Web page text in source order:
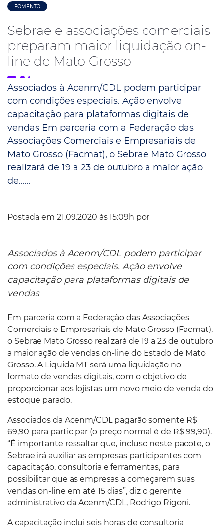
FOMENTO
Sebrae e associações comerciais
preparam maior liquidação on-
line de Mato Grosso
Associados à Acenm/CDL podem participar
com condições especiais. Ação envolve
capacitação para plataformas digitais de
vendas Em parceria com a Federação das
Associações Comerciais e Empresariais de
Mato Grosso (Facmat), o Sebrae Mato Grosso
realizará de 19 a 23 de outubro a maior ação
de......
Postada em 21.09.2020 às 15:09h por
Associados à Acenm/CDL podem participar
com condições especiais. Ação envolve
capacitação para plataformas digitais de
vendas
Em parceria com a Federação das Associações
Comerciais e Empresariais de Mato Grosso (Facmat),
o Sebrae Mato Grosso realizará de 19 a 23 de outubro
a maior ação de vendas on-line do Estado de Mato
Grosso. A Liquida MT será uma liquidação no
formato de vendas digitais, com o objetivo de
proporcionar aos lojistas um novo meio de venda do
estoque parado.
Associados da Acenm/CDL pagarão somente R$
69,90 para participar (o preço normal é de R$ 99,90).
“É importante ressaltar que, incluso neste pacote, o
Sebrae irá auxiliar as empresas participantes com
capacitação, consultoria e ferramentas, para
possibilitar que as empresas a começarem suas
vendas on-line em até 15 dias”, diz o gerente
administrativo da Acenm/CDL, Rodrigo Rigoni.
A capacitação inclui seis horas de consultoria